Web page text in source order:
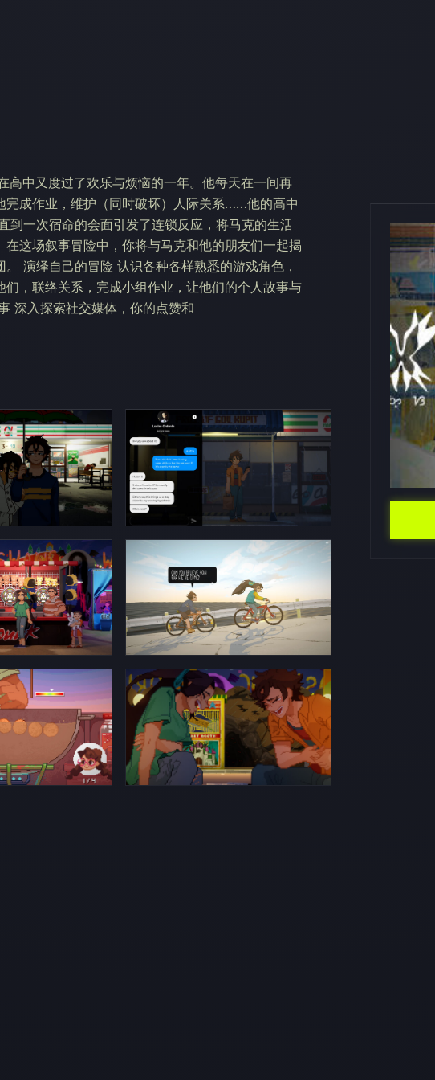
高中又度过了欢乐与烦恼的一年。他每天在一间再
完成作业，维护（同时破坏）人际关系……他的高中
到一次宿命的会面引发了连锁反应，将马克的生活
这场叙事冒险中，你将与马克和他的朋友们一起揭
演绎自己的冒险 认识各种各样熟悉的游戏角色，
，联络关系，完成小组作业，让他们的个人故事与
深入探索社交媒体，你的点赞和